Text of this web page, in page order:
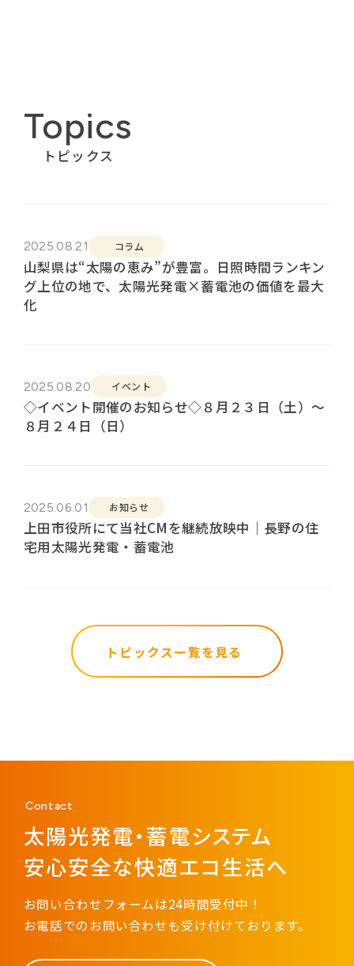
Topics
トピックス
2025.08.21 コラム
山梨県は“太陽の恵み”が豊富。日照時間ランキン
グ上位の地で、太陽光発電×蓄電池の価値を最大
化
2025.08.20 イベント
◇イベント開催のお知らせ◇８月２３日（土）～
８月２４日（日）
2025.06.01 お知らせ
上田市役所にて当社CMを継続放映中｜長野の住
宅用太陽光発電・蓄電池
トピックス一覧を見る
Contact
太陽光発電・蓄電システム
安心安全な快適エコ生活へ
お問い合わせフォームは24時間受付中！
お電話でのお問い合わせも受け付けております。